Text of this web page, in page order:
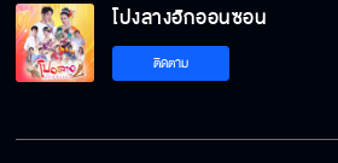
โปงลางฮักออนซอน
ติดตาม